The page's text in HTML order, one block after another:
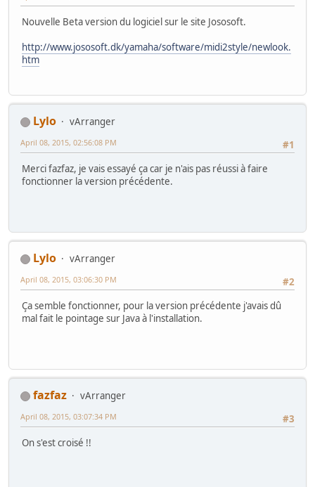
Nouvelle Beta version du logiciel sur le site Jososoft.
http://www.jososoft.dk/yamaha/software/midi2style/newlook.
htm
Lylo
vArranger
#1
April 08, 2015, 02:56:08 PM
Merci fazfaz, je vais essayé ça car je n'ais pas réussi à faire
fonctionner la version précédente.
Lylo
vArranger
#2
April 08, 2015, 03:06:30 PM
Ça semble fonctionner, pour la version précédente j'avais dû
mal fait le pointage sur Java à l'installation.
fazfaz
vArranger
#3
April 08, 2015, 03:07:34 PM
On s'est croisé !!